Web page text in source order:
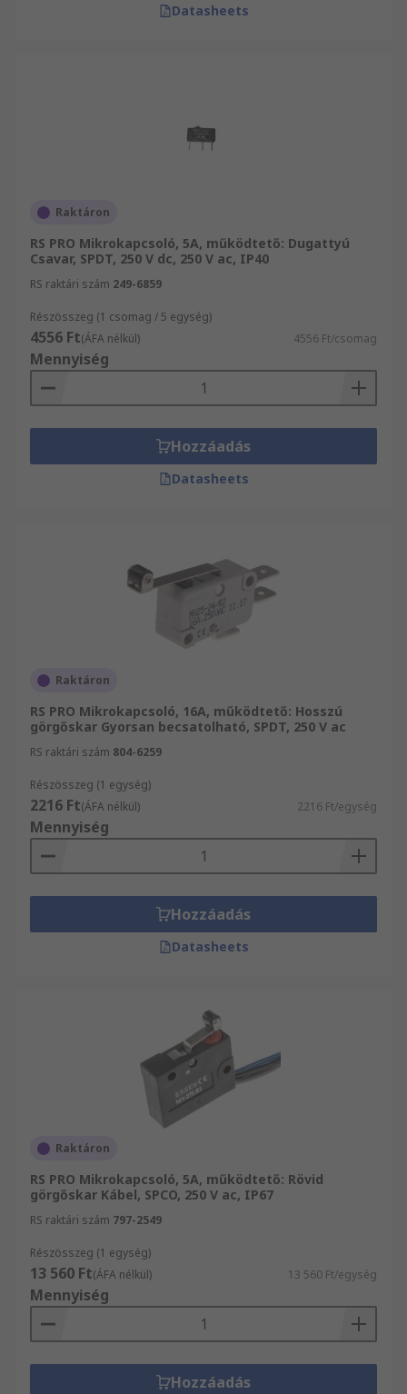
Datasheets
Raktáron
RS PRO Mikrokapcsoló, 5A, működtető: Dugattyú
Csavar, SPDT, 250 V dc, 250 V ac, IP40
RS raktári szám 249-6859
Részösszeg (1 csomag / 5 egység)
4556 Ft(ÁFA nélkül) 4556 Ft/csomag
Mennyiség
Hozzáadás
Datasheets
Raktáron
RS PRO Mikrokapcsoló, 16A, működtető: Hosszú
görgőskar Gyorsan becsatolható, SPDT, 250 V ac
RS raktári szám 804-6259
Részösszeg (1 egység)
2216 Ft(ÁFA nélkül) 2216 Ft/egység
Mennyiség
Hozzáadás
Datasheets
Raktáron
RS PRO Mikrokapcsoló, 5A, működtető: Rövid
görgőskar Kábel, SPCO, 250 V ac, IP67
RS raktári szám 797-2549
Részösszeg (1 egység)
13 560 Ft(ÁFA nélkül) 13 560 Ft/egység
Mennyiség
Hozzáadás